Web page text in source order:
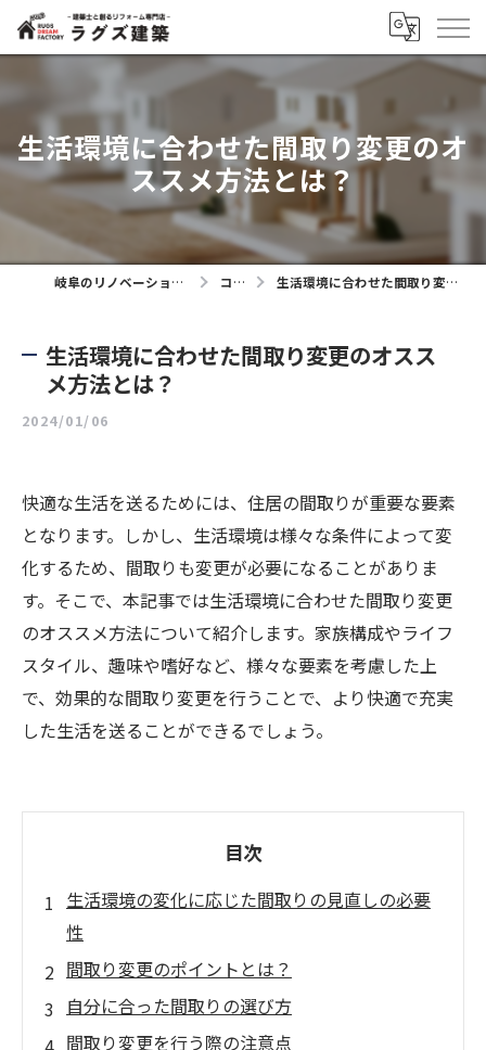
生活環境に合わせた間取り変更のオ
ススメ方法とは？
岐阜のリノベーションならラグズ建築 コラム 生活環境に合わせた間取り変更のオススメ方法とは？
生活環境に合わせた間取り変更のオスス
メ方法とは？
2024/01/06
快適な生活を送るためには、住居の間取りが重要な要素
となります。しかし、生活環境は様々な条件によって変
化するため、間取りも変更が必要になることがありま
す。そこで、本記事では生活環境に合わせた間取り変更
のオススメ方法について紹介します。家族構成やライフ
スタイル、趣味や嗜好など、様々な要素を考慮した上
で、効果的な間取り変更を行うことで、より快適で充実
した生活を送ることができるでしょう。
目次
生活環境の変化に応じた間取りの見直しの必要
性
間取り変更のポイントとは？
自分に合った間取りの選び方
間取り変更を行う際の注意点